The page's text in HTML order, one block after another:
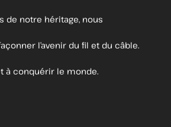
de notre héritage, nous
l’avenir du fil et du câble.
à conquérir le monde.